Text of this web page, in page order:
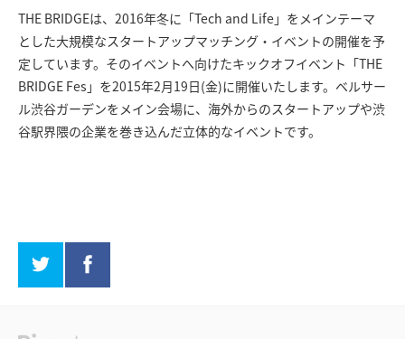
THE BRIDGEは、2016年冬に「Tech and Life」をメインテーマ
とした大規模なスタートアップマッチング・イベントの開催を予
定しています。そのイベントへ向けたキックオフイベント「THE
BRIDGE Fes」を2015年2月19日(金)に開催いたします。ベルサー
ル渋谷ガーデンをメイン会場に、海外からのスタートアップや渋
谷駅界隈の企業を巻き込んだ立体的なイベントです。